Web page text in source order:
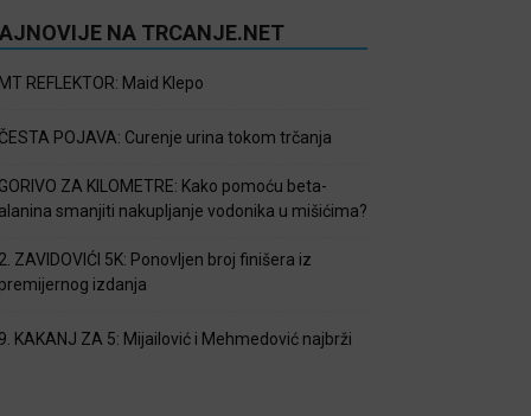
NA TRCANJE.NET
REFLEKTOR: Maid Klepo
POJAVA: Curenje urina tokom trčanja
ZA KILOMETRE: Kako pomoću beta-
smanjiti nakupljanje vodonika u mišićima?
ZAVIDOVIĆI 5K: Ponovljen broj finišera iz
izdanja
KAKANJ ZA 5: Mijailović i Mehmedović najbrži